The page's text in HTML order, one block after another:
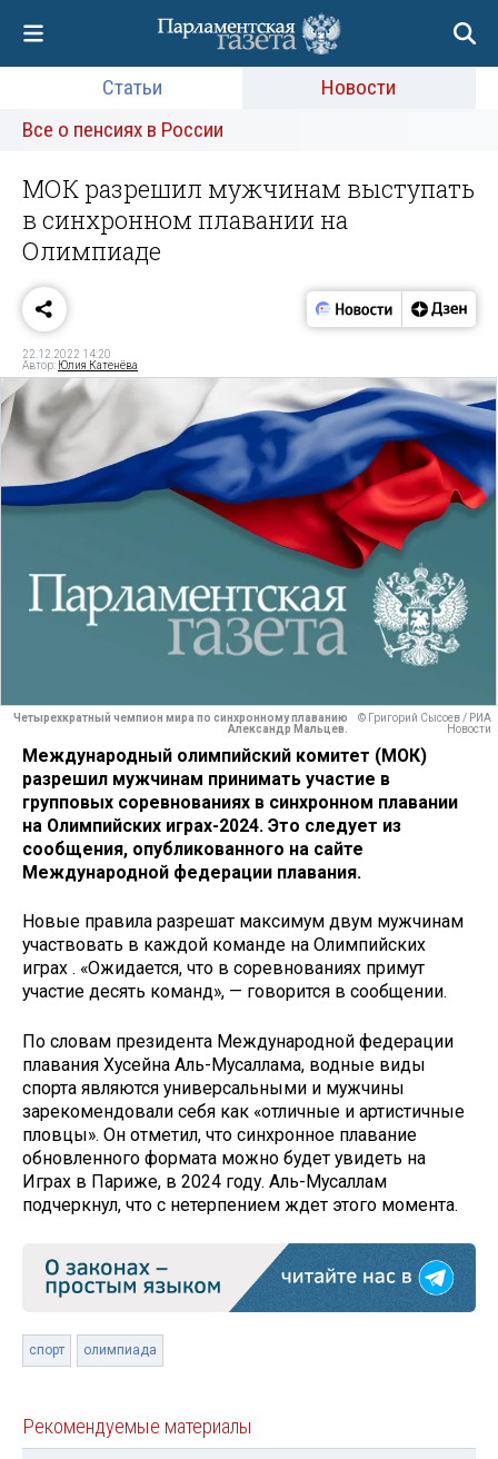
Статьи
Новости
Все о пенсиях в России
МОК разрешил мужчинам выступать
в синхронном плавании на
Олимпиаде
22.12.2022 14:20
Автор: Юлия Катенёва
Четырехкратный чемпион мира по синхронному плаванию
Александр Мальцев.
© Григорий Сысоев / РИА
Новости
Международный олимпийский комитет (МОК)
разрешил мужчинам принимать участие в
групповых соревнованиях в синхронном плавании
на Олимпийских играх-2024. Это следует из
сообщения, опубликованного на сайте
Международной федерации плавания.
Новые правила разрешат максимум двум мужчинам
участвовать в каждой команде на Олимпийских
играх . «Ожидается, что в соревнованиях примут
участие десять команд», — говорится в сообщении.
По словам президента Международной федерации
плавания Хусейна Аль-Мусаллама, водные виды
спорта являются универсальными и мужчины
зарекомендовали себя как «отличные и артистичные
пловцы». Он отметил, что синхронное плавание
обновленного формата можно будет увидеть на
Играх в Париже, в 2024 году. Аль-Мусаллам
подчеркнул, что с нетерпением ждет этого момента.
спорт олимпиада
Рекомендуемые материалы